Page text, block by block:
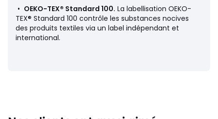
• Température de repassage faible / blanchiment interdit
• Ne pas sécher en tambour
• Pas de nettoyage à sec
• OEKO-TEX® Standard 100. La labellisation OEKO-
TEX® Standard 100 contrôle les substances nocives
des produits textiles via un label indépendant et
international.